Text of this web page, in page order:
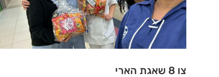
צו 8 שאגת הארי